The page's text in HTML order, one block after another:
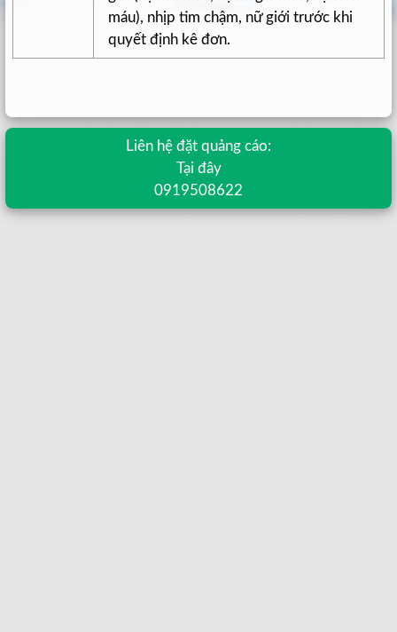
máu), nhịp tim chậm, nữ giới trước khi
quyết định kê đơn.
Liên hệ đặt quảng cáo:
Tại đây
0919508622